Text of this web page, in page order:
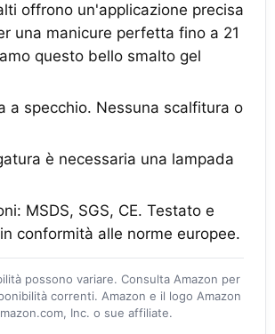
offrono un'applicazione precisa
una manicure perfetta fino a 21
questo bello smalto gel
a specchio. Nessuna scalfitura o
è necessaria una lampada
MSDS, SGS, CE. Testato e
conformità alle norme europee.
possono variare. Consulta Amazon per
correnti. Amazon e il logo Amazon
Inc. o sue affiliate.